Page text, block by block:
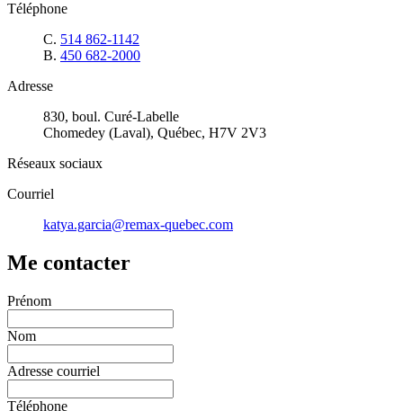
Téléphone
C. 514 862-1142
B. 450 682-2000
Adresse
830, boul. Curé-Labelle
Chomedey (Laval), Québec, H7V 2V3
Réseaux sociaux
Courriel
katya.garcia@remax-quebec.com
Me contacter
Prénom
Nom
Adresse courriel
Téléphone